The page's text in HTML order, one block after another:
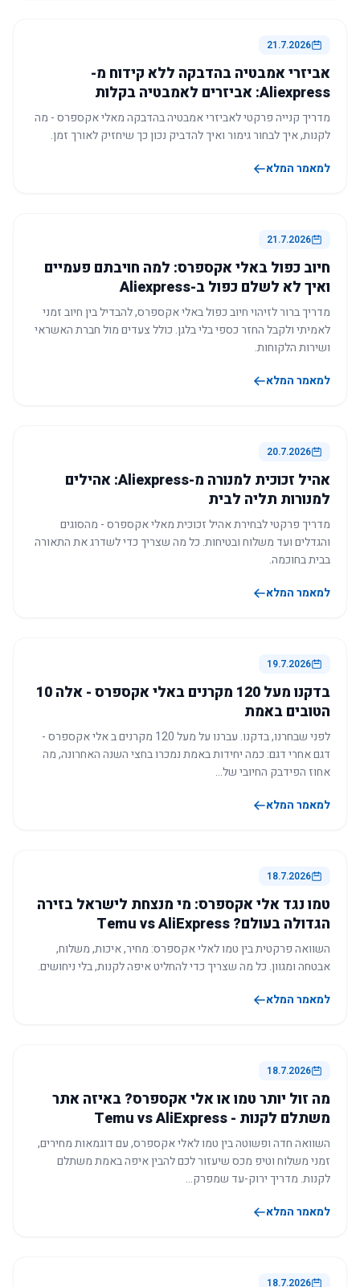
21.7.2026
אביזרי אמבטיה בהדבקה ללא קידוח מ-
Aliexpress: אביזרים לאמבטיה בקלות
מדריך קנייה פרקטי לאביזרי אמבטיה בהדבקה מאלי אקספרס - מה
לקנות, איך לבחור גימור ואיך להדביק נכון כך שיחזיק לאורך זמן.
למאמר המלא
21.7.2026
חיוב כפול באלי אקספרס: למה חויבתם פעמיים
ואיך לא לשלם כפול ב-Aliexpress
מדריך ברור לזיהוי חיוב כפול באלי אקספרס, להבדיל בין חיוב זמני
לאמיתי ולקבל החזר כספי בלי בלגן. כולל צעדים מול חברת האשראי
ושירות הלקוחות.
למאמר המלא
20.7.2026
אהיל זכוכית למנורה מ-Aliexpress: אהילים
למנורות תליה לבית
מדריך פרקטי לבחירת אהיל זכוכית מאלי אקספרס - מהסוגים
והגדלים ועד משלוח ובטיחות. כל מה שצריך כדי לשדרג את התאורה
בבית בחוכמה.
למאמר המלא
19.7.2026
בדקנו מעל 120 מקרנים באלי אקספרס - אלה 10
הטובים באמת
לפני שבחרנו, בדקנו. עברנו על מעל 120 מקרנים ב אלי אקספרס -
דגם אחרי דגם: כמה יחידות באמת נמכרו בחצי השנה האחרונה, מה
אחוז הפידבק החיובי של…
למאמר המלא
18.7.2026
טמו נגד אלי אקספרס: מי מנצחת לישראל בזירה
הגדולה בעולם? Temu vs AliExpress
השוואה פרקטית בין טמו לאלי אקספרס: מחיר, איכות, משלוח,
אבטחה ומגוון. כל מה שצריך כדי להחליט איפה לקנות, בלי ניחושים.
למאמר המלא
18.7.2026
מה זול יותר טמו או אלי אקספרס? באיזה אתר
משתלם לקנות - Temu vs AliExpress
השוואה חדה ופשוטה בין טמו לאלי אקספרס, עם דוגמאות מחירים,
זמני משלוח וטיפ מכס שיעזור לכם להבין איפה באמת משתלם
לקנות. מדריך ירוק-עד שמפרק…
למאמר המלא
18.7.2026